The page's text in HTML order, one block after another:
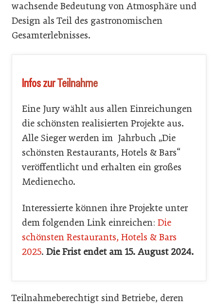
wachsende Bedeutung von Atmosphäre und
Design als Teil des gastronomischen
Gesamterlebnisses.
Infos zur Teilnahme
Eine Jury wählt aus allen Einreichungen
die schönsten realisierten Projekte aus.
Alle Sieger werden im Jahrbuch „Die
schönsten Restaurants, Hotels & Bars“
veröffentlicht und erhalten ein großes
Medienecho.
Interessierte können ihre Projekte unter
dem folgenden Link einreichen: Die
schönsten Restaurants, Hotels & Bars
2025. Die Frist endet am 15. August 2024.
Teilnahmeberechtigt sind Betriebe, deren